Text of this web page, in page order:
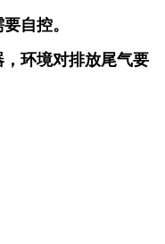
自控。
环境对排放尾气要